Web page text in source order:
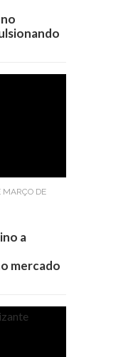
MARÇO DE
a
mercado